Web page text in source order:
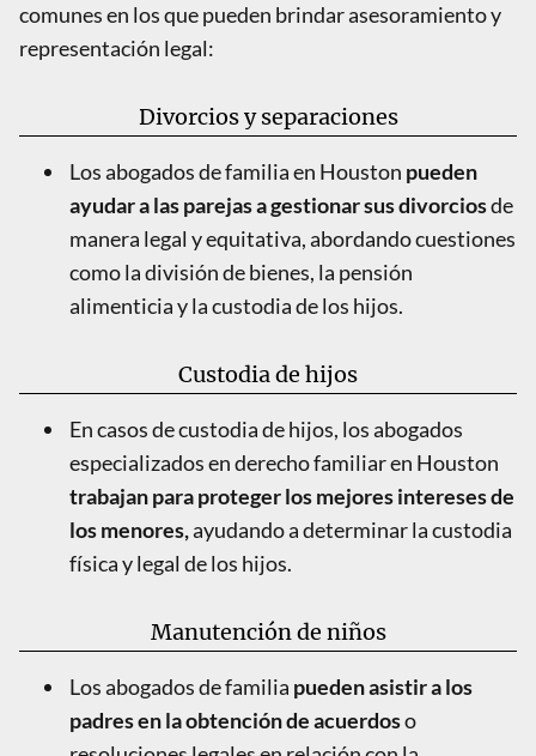
comunes en los que pueden brindar asesoramiento y
representación legal:
Divorcios y separaciones
Los abogados de familia en Houston pueden
ayudar a las parejas a gestionar sus divorciosde
manera legal y equitativa, abordando cuestiones
como la división de bienes, la pensión
alimenticia y la custodia de los hijos.
Custodia de hijos
En casos de custodia de hijos, los abogados
especializados en derecho familiar en Houston
trabajan para proteger los mejores intereses de
los menores,ayudando a determinar la custodia
física y legal de los hijos.
Manutención de niños
Los abogados de familia pueden asistir a los
padres en la obtención de acuerdoso